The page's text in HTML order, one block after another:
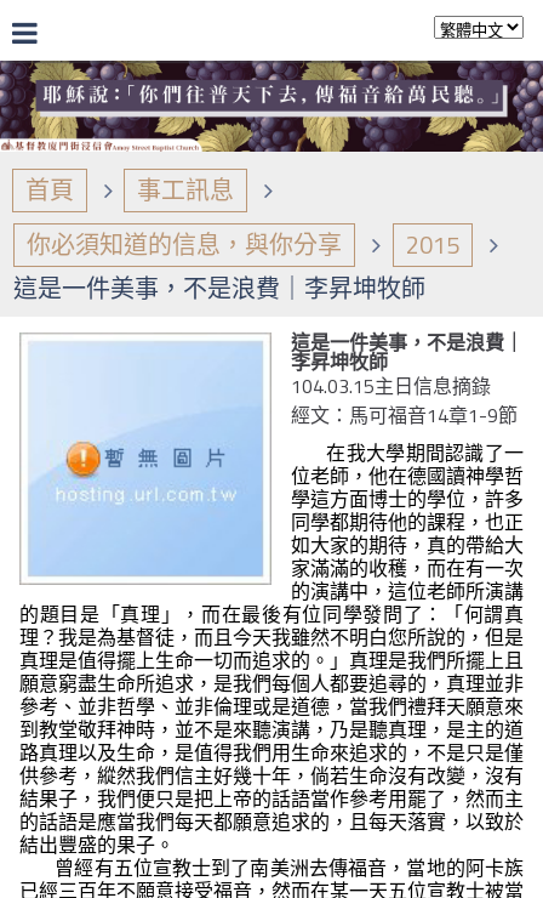
首頁
事工訊息
你必須知道的信息，與你分享
2015
這是一件美事，不是浪費｜李昇坤牧師
這是一件美事，不是浪費｜
李昇坤牧師
104.03.15主日信息摘錄
經文：馬可福音14章1-9節
在我大學期間認識了一
位老師，他在德國讀神學哲
學這方面博士的學位，許多
同學都期待他的課程，也正
如大家的期待，真的帶給大
家滿滿的收穫，而在有一次
的演講中，這位老師所演講
的題目是「真理」，而在最後有位同學發問了：「何謂真
理？我是為基督徒，而且今天我雖然不明白您所說的，但是
真理是值得擺上生命一切而追求的。」真理是我們所擺上且
願意窮盡生命所追求，是我們每個人都要追尋的，真理並非
參考、並非哲學、並非倫理或是道德，當我們禮拜天願意來
到教堂敬拜神時，並不是來聽演講，乃是聽真理，是主的道
路真理以及生命，是值得我們用生命來追求的，不是只是僅
供參考，縱然我們信主好幾十年，倘若生命沒有改變，沒有
結果子，我們便只是把上帝的話語當作參考用罷了，然而主
的話語是應當我們每天都願意追求的，且每天落實，以致於
結出豐盛的果子。
曾經有五位宣教士到了南美洲去傳福音，當地的阿卡族
已經三百年不願意接受福音，然而在某一天五位宣教士被當